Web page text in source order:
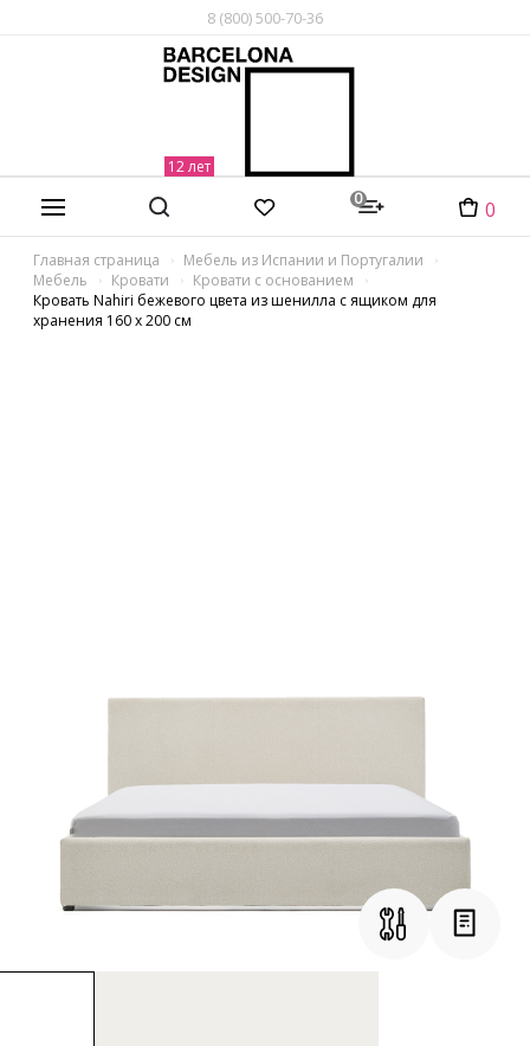
8 (800) 500-70-36
0 0
Главная страница
Мебель из Испании и Португалии
Мебель
Кровати
Кровати с основанием
Кровать Nahiri бежевого цвета из шенилла с ящиком для
хранения 160 x 200 см